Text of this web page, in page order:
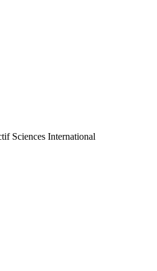
Sciences International